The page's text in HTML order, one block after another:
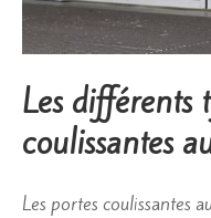
Les différents
coulissantes
Les portes coulissantes